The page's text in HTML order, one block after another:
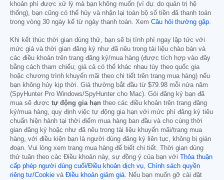
khoản phí được xử lý mà bạn không muốn (ví dụ: do quản trị hệ
thống), bạn cũng có thể hủy và nhận lại toàn bộ số tiền đã thanh toán
trong vòng 30 ngày kể từ ngày thanh toán. Xem Câu hỏi thường gặp.
Khi kết thúc thời gian dùng thử, bạn sẽ bị tính phí ngay lập tức với
mức giá và thời gian đăng ký như đã nêu trong tài liệu chào bán và
các điều khoản trên trang đăng ký/mua hàng (được tích hợp vào đây
bằng cách tham chiếu; giá cả có thể khác nhau tùy theo quốc gia
hoặc chương trình khuyến mãi theo chi tiết trên trang mua hàng) nếu
bạn không hủy kịp thời. Giá thường bắt đầu từ $79.98 mỗi nửa năm
(SpyHunter Pro Windows/SpyHunter cho Mac). Gói đăng ký bạn đã
mua sẽ được tự động gia hạn theo các điều khoản trên trang đăng
ký/mua hàng, quy định việc tự động gia hạn với mức phí đăng ký tiêu
chuẩn hiện hành tại thời điểm mua hàng ban đầu và cho cùng thời
gian đăng ký hoặc như đã nêu trong tài liệu khuyến mãi/trang mua
hàng, với điều kiện bạn là người dùng đăng ký liên tục, không bị gián
đoạn. Vui lòng xem trang mua hàng để biết chi tiết. Thời gian dùng
thử tuân theo các Điều khoản này, sự đồng ý của bạn với
Thỏa thuận
cấp phép người dùng cuối/Điều khoản dịch vụ, Chính sách quyền
riêng tư/Cookie và Điều khoản giảm giá. Nếu bạn muốn gỡ cài đặt